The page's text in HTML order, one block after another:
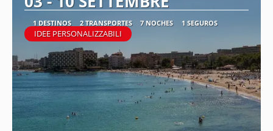
1 DESTINOS 2 TRANSPORTES 7 NOCHES 1 SEGUROS
IDEE PERSONALIZZABILI